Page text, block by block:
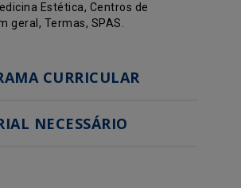
Estética, Centros de
geral, Termas, SPAS.
CURRICULAR
NECESSÁRIO